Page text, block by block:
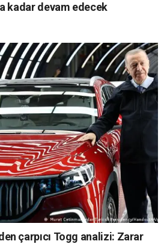
kadar devam edecek
çarpıcı Togg analizi: Zarar